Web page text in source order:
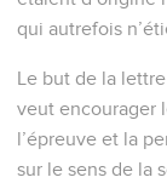
qui autrefois
Le but de la
veut encourager
l’épreuve et la
sur le sens de la